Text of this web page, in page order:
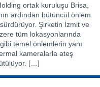
ortak kuruluşu Brisa,
ardından bütüncül önlem
Şirketin İzmit ve
tüm lokasyonlarında
temel önlemlerin yanı
kameralarla ateş
[…]